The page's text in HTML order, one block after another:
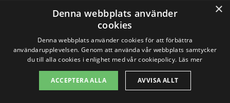
Få 3 erbjudanden, gratis och utan
förpliktelser
×
Denna webbplats använder
cookies
Denna webbplats använder cookies för att förbättra
användarupplevelsen. Genom att använda vår webbplats samtycker
du till alla cookies i enlighet med vår cookiepolicy. Läs mer
ACCEPTERA ALLA AVVISA ALLT